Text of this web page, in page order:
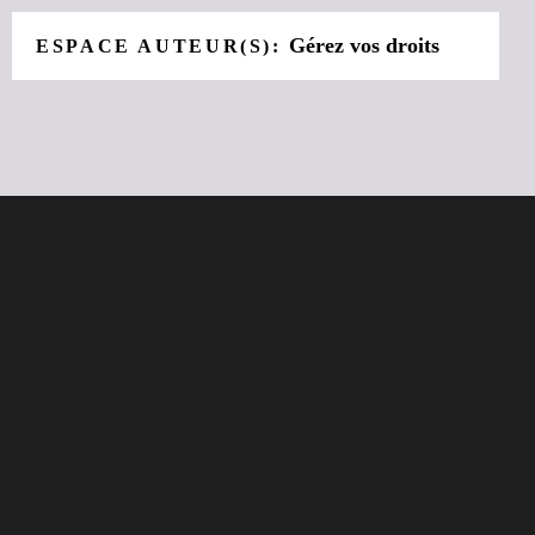
ESPACE AUTEUR(S): Gérez vos droits